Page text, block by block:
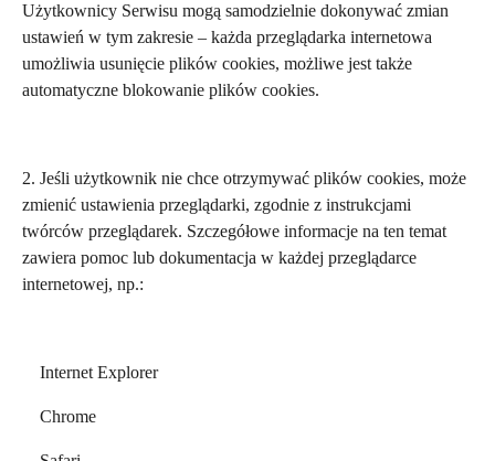
Użytkownicy Serwisu mogą samodzielnie dokonywać zmian
ustawień w tym zakresie – każda przeglądarka internetowa
umożliwia usunięcie plików cookies, możliwe jest także
automatyczne blokowanie plików cookies.
2. Jeśli użytkownik nie chce otrzymywać plików cookies, może
zmienić ustawienia przeglądarki, zgodnie z instrukcjami
twórców przeglądarek. Szczegółowe informacje na ten temat
zawiera pomoc lub dokumentacja w każdej przeglądarce
internetowej, np.:
Internet Explorer
Chrome